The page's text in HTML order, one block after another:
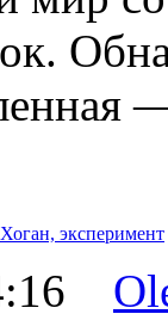
Хоган, эксперимент